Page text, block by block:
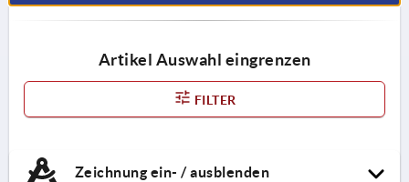
Artikel Auswahl eingrenzen
FILTER
Zeichnung ein- / ausblenden